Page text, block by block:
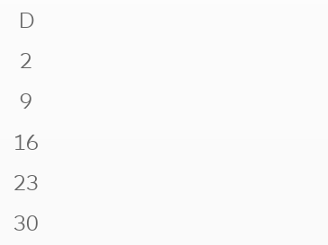
D
2
9
16
23
30